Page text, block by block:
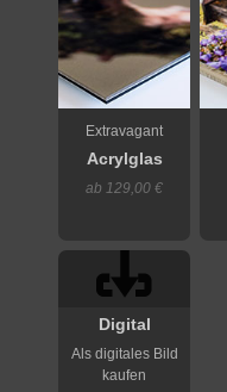
Extravagant
Acrylglas
ab 129,00 €
Digital
Als digitales Bild
kaufen